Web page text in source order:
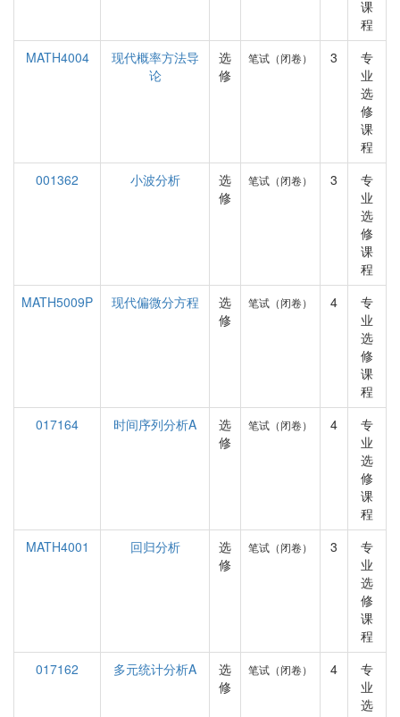
课
程
MATH4004
现代概率方法导
论
选
修
笔试（闭卷） 3
专
业
选
修
课
程
001362
小波分析
选
修
笔试（闭卷） 3
专
业
选
修
课
程
MATH5009P
现代偏微分方程
选
修
笔试（闭卷） 4
专
业
选
修
课
程
017164
时间序列分析A
选
修
笔试（闭卷） 4
专
业
选
修
课
程
MATH4001
回归分析
选
修
笔试（闭卷） 3
专
业
选
修
课
程
017162
多元统计分析A
选
修
笔试（闭卷） 4
专
业
选